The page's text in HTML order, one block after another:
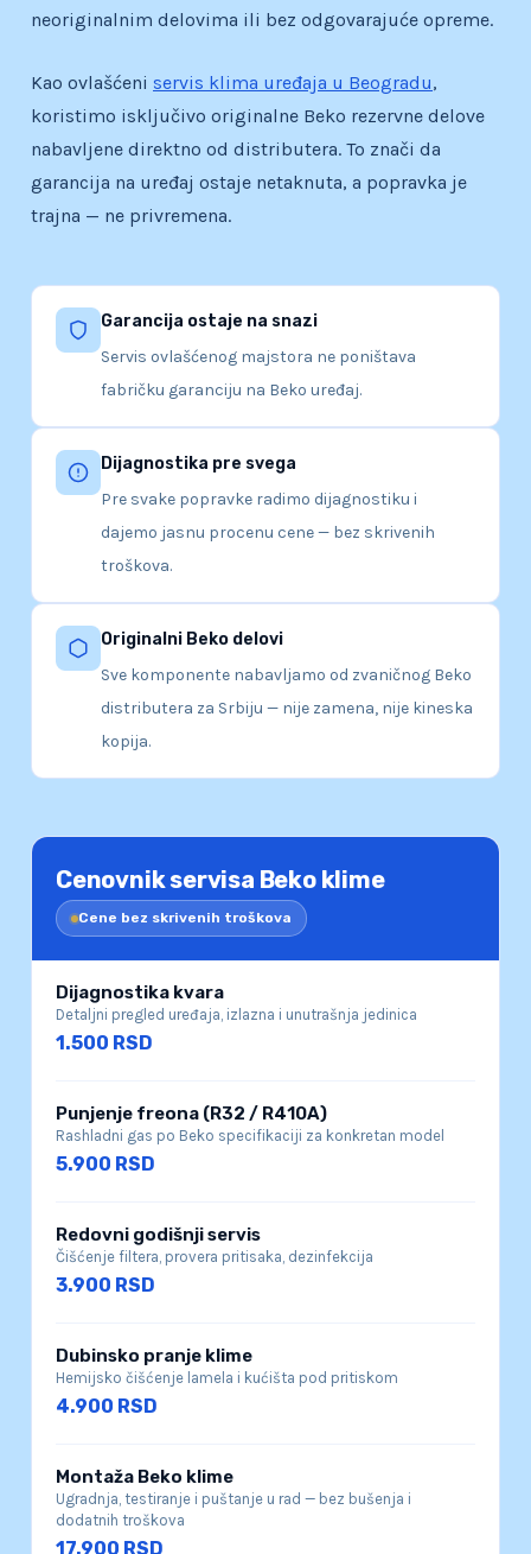
neoriginalnim delovima ili bez odgovarajuće opreme.
Kao ovlašćeni servis klima uređaja u Beogradu,
koristimo isključivo originalne Beko rezervne delove
nabavljene direktno od distributera. To znači da
garancija na uređaj ostaje netaknuta, a popravka je
trajna — ne privremena.
Garancija ostaje na snazi
Servis ovlašćenog majstora ne poništava
fabričku garanciju na Beko uređaj.
Dijagnostika pre svega
Pre svake popravke radimo dijagnostiku i
dajemo jasnu procenu cene — bez skrivenih
troškova.
Originalni Beko delovi
Sve komponente nabavljamo od zvaničnog Beko
distributera za Srbiju — nije zamena, nije kineska
kopija.
Cenovnik servisa Beko klime
Cene bez skrivenih troškova
Dijagnostika kvara
Detaljni pregled uređaja, izlazna i unutrašnja jedinica
1.500 RSD
Punjenje freona (R32 / R410A)
Rashladni gas po Beko specifikaciji za konkretan model
5.900 RSD
Redovni godišnji servis
Čišćenje filtera, provera pritisaka, dezinfekcija
3.900 RSD
Dubinsko pranje klime
Hemijsko čišćenje lamela i kućišta pod pritiskom
4.900 RSD
Montaža Beko klime
Ugradnja, testiranje i puštanje u rad — bez bušenja i
dodatnih troškova
17.900 RSD